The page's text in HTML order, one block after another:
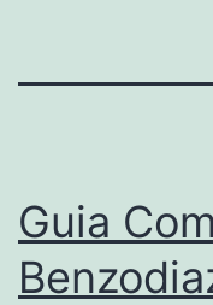
Guia